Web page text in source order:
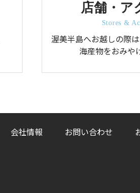
店舗・ア
Stores &
渥美半島へお越しの際
海産物をおみや
会社情報 お問い合わせ